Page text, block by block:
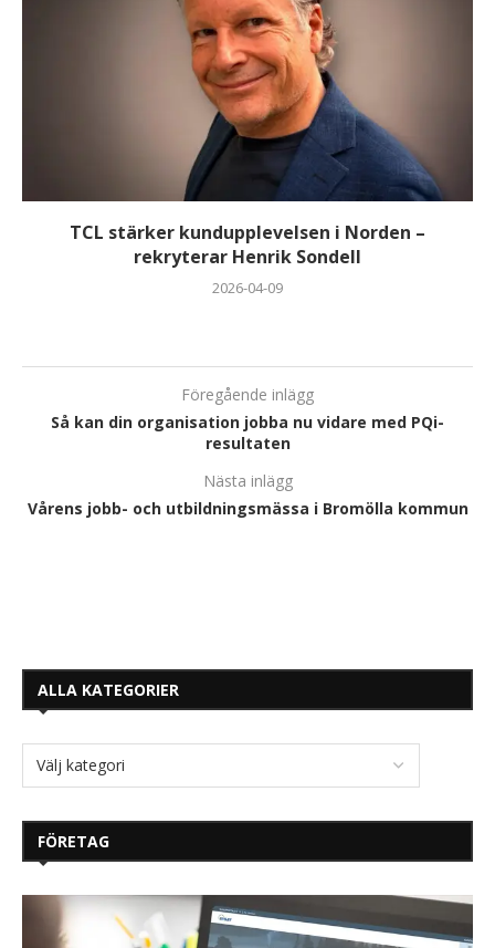
TCL stärker kundupplevelsen i Norden –
rekryterar Henrik Sondell
2026-04-09
Föregående inlägg
Så kan din organisation jobba nu vidare med PQi-
resultaten
Nästa inlägg
Vårens jobb- och utbildningsmässa i Bromölla kommun
ALLA KATEGORIER
FÖRETAG